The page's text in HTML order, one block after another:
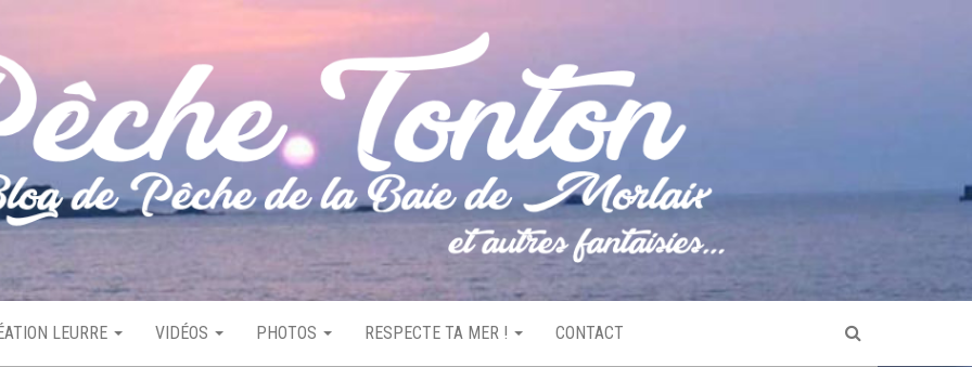
LEURRE VIDÉOS PHOTOS RESPECTE TA MER ! CONTACT